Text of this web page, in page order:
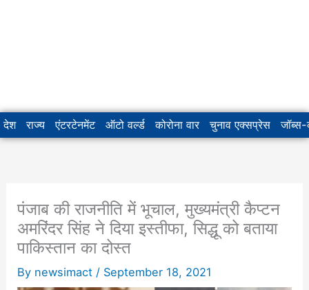
देश राज्य एंटरटेनमेंट ऑटो वर्ल्ड कोरोना वार चुनाव एक्सप्रेस जॉब्स-
पंजाब की राजनीति में भूचाल, मुख्यमंत्री कैप्टन
अमरिंदर सिंह ने दिया इस्तीफा, सिद्धू को बताया
पाकिस्तान का दोस्त
By newsimact / September 18, 2021